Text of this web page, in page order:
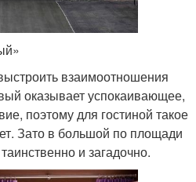
взаимоотношения
оказывает успокаивающее,
поэтому для гостиной такое
Зато в большой по площади
и загадочно.